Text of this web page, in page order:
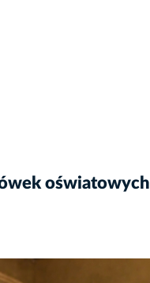
oświatowych